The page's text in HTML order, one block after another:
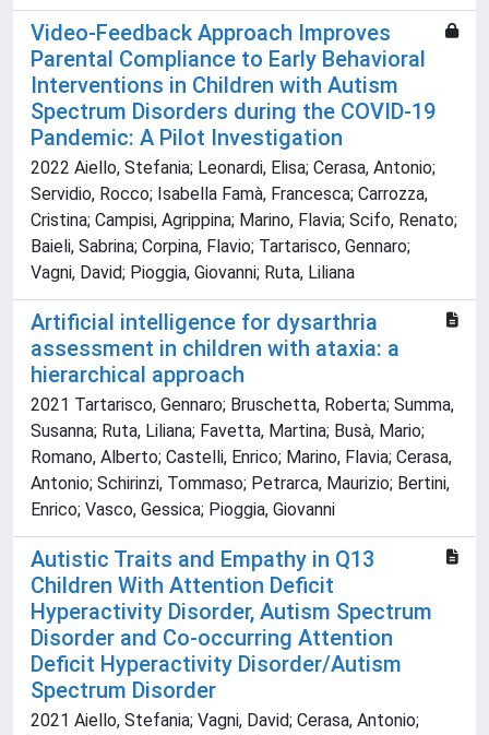
Video-Feedback Approach Improves
Parental Compliance to Early Behavioral
Interventions in Children with Autism
Spectrum Disorders during the COVID-19
Pandemic: A Pilot Investigation
2022 Aiello, Stefania; Leonardi, Elisa; Cerasa, Antonio;
Servidio, Rocco; Isabella Famà, Francesca; Carrozza,
Cristina; Campisi, Agrippina; Marino, Flavia; Scifo, Renato;
Baieli, Sabrina; Corpina, Flavio; Tartarisco, Gennaro;
Vagni, David; Pioggia, Giovanni; Ruta, Liliana
Artificial intelligence for dysarthria
assessment in children with ataxia: a
hierarchical approach
2021 Tartarisco, Gennaro; Bruschetta, Roberta; Summa,
Susanna; Ruta, Liliana; Favetta, Martina; Busà, Mario;
Romano, Alberto; Castelli, Enrico; Marino, Flavia; Cerasa,
Antonio; Schirinzi, Tommaso; Petrarca, Maurizio; Bertini,
Enrico; Vasco, Gessica; Pioggia, Giovanni
Autistic Traits and Empathy in Q13
Children With Attention Deficit
Hyperactivity Disorder, Autism Spectrum
Disorder and Co-occurring Attention
Deficit Hyperactivity Disorder/Autism
Spectrum Disorder
2021 Aiello, Stefania; Vagni, David; Cerasa, Antonio;